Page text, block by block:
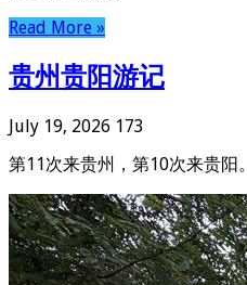
Read More »
贵州贵阳游记
July 19, 2026 173
第11次来贵州，第10次来贵阳。